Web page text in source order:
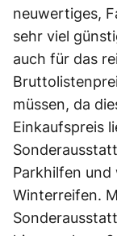
neuwertiges,
sehr viel
auch für das
müssen, da
Einkaufspreis
Parkhilfen und
Winterreifen.